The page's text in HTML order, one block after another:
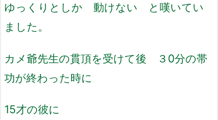
ゆっくりとしか 動けない と嘆いてい
ました。
カメ爺先生の貫頂を受けて後 ３0分の帯
功が終わった時に
15才の彼に